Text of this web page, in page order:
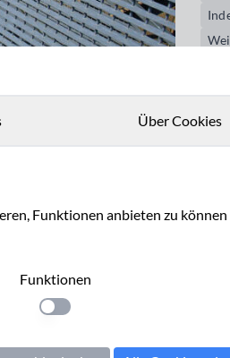
Über Cookies
Funktionen anbieten zu können
Funktionen
Einstellung anwenden